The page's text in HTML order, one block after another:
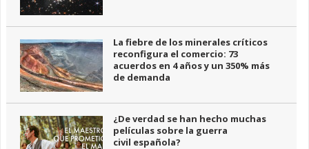
La fiebre de los minerales críticos
reconfigura el comercio: 73
acuerdos en 4 años y un 350% más
de demanda
¿De verdad se han hecho muchas
películas sobre la guerra
civil española?